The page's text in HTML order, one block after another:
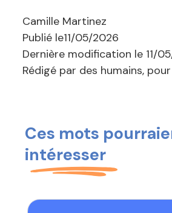
Camille Martinez
Publié le11/05/2026
Dernière modification le 11/
Rédigé par des humains,
Ces mots
intéresser